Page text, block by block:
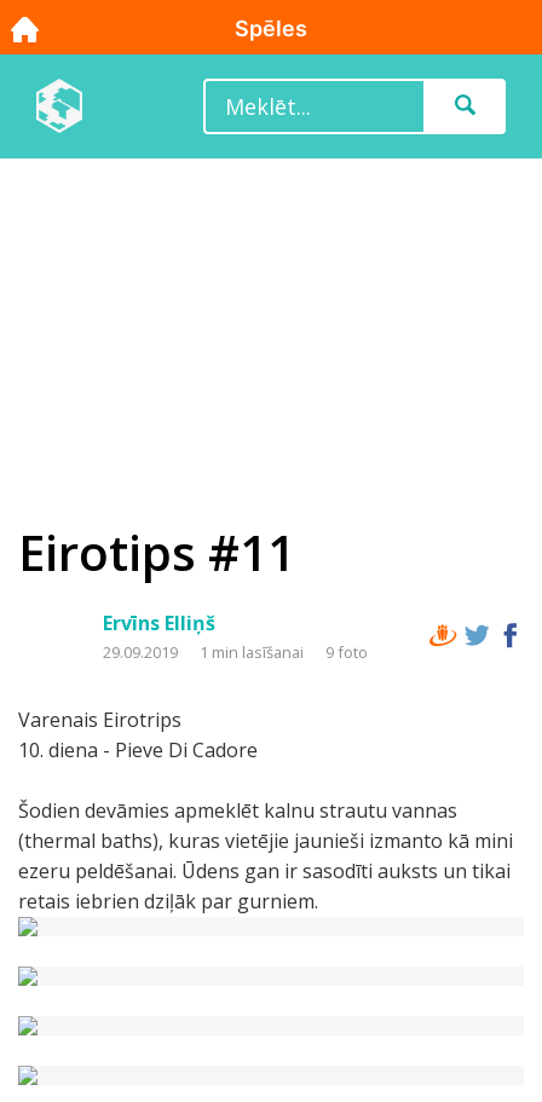
Eirotips #11
Ervīns Elliņš
29.09.2019 1 min lasīšanai 9 foto
Varenais Eirotrips
10. diena - Pieve Di Cadore
Šodien devāmies apmeklēt kalnu strautu vannas
(thermal baths), kuras vietējie jaunieši izmanto kā mini
ezeru peldēšanai. Ūdens gan ir sasodīti auksts un tikai
retais iebrien dziļāk par gurniem.